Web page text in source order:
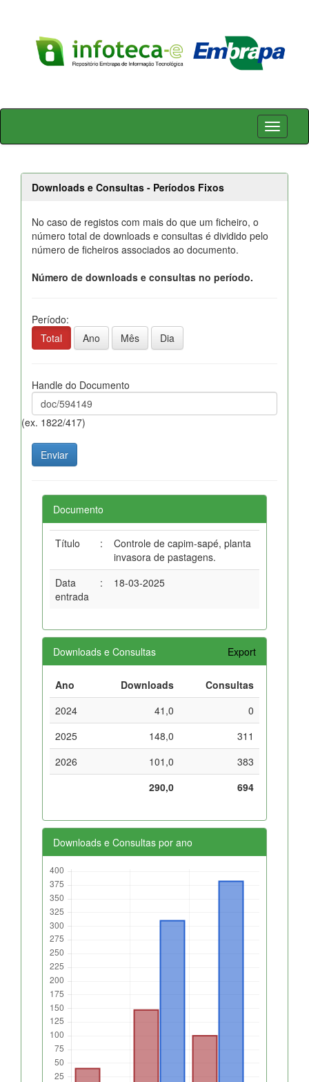
Skip
Downloads e Consultas - Períodos Fixos
No caso de registos com mais do que um ficheiro, o
número total de downloads e consultas é dividido pelo
número de ficheiros associados ao documento.
Número de downloads e consultas no período.
Período:
Total
Ano Mês Dia
Handle do Documento
(ex. 1822/417)
Documento
Título :
Controle de capim-sapé, planta
invasora de pastagens.
Data
entrada
: 18-03-2025
Downloads e Consultas Export
Ano Downloads
Consultas
2024
41,0
0
2025
148,0
311
2026
101,0
383
290,0
694
Downloads e Consultas por ano